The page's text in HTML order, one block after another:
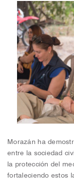
Morazán ha
entre la sociedad
la protección del
fortaleciendo estos